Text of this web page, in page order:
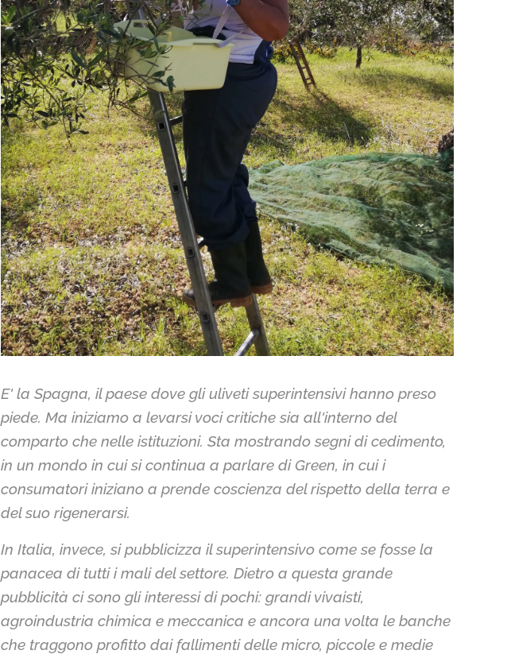
E' la Spagna, il paese dove gli uliveti superintensivi hanno preso
piede. Ma iniziamo a levarsi voci critiche sia all'interno del
comparto che nelle istituzioni. Sta mostrando segni di cedimento,
in un mondo in cui si continua a parlare di Green, in cui i
consumatori iniziano a prende coscienza del rispetto della terra e
del suo rigenerarsi.
In Italia, invece, si pubblicizza il superintensivo come se fosse la
panacea di tutti i mali del settore. Dietro a questa grande
pubblicità ci sono gli interessi di pochi: grandi vivaisti,
agroindustria chimica e meccanica e ancora una volta le banche
che traggono profitto dai fallimenti delle micro, piccole e medie